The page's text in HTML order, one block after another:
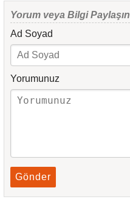
Yorum veya Bilgi Paylaşın
Ad Soyad
Yorumunuz
Gönder